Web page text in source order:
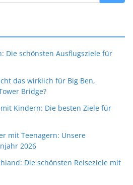
Die schönsten Ausflugsziele für
das wirklich für Big Ben,
Bridge?
Kindern: Die besten Ziele für
mit Teenagern: Unsere
2026
Die schönsten Reiseziele mit